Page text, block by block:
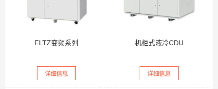
FLTZ变频系列
详细信息
机柜式液冷CDU
详细信息